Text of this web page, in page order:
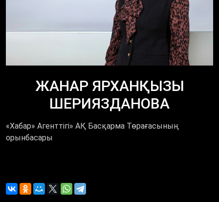
ЖАНАР ЯРХАНҚЫЗЫ
ШЕРИЯЗДАНОВА
«Хабар» Агенттігі» АҚ Басқарма Төрағасының
орынбасары